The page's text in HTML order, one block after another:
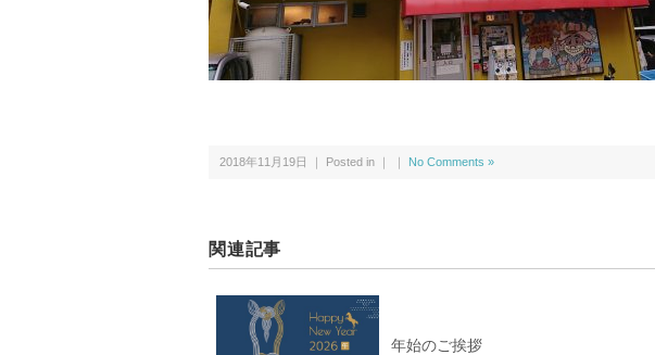
2018年11月19日 ｜ Posted in ｜ ｜ No Comments »
関連記事
年始のご挨拶